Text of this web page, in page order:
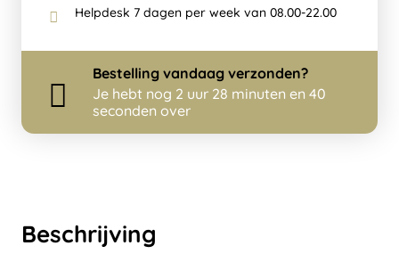
Beschrijving
Helpdesk 7 dagen per week van 08.00-22.00
Bestelling vandaag verzonden?
Je hebt nog 2 uur 28 minuten en 40
seconden over